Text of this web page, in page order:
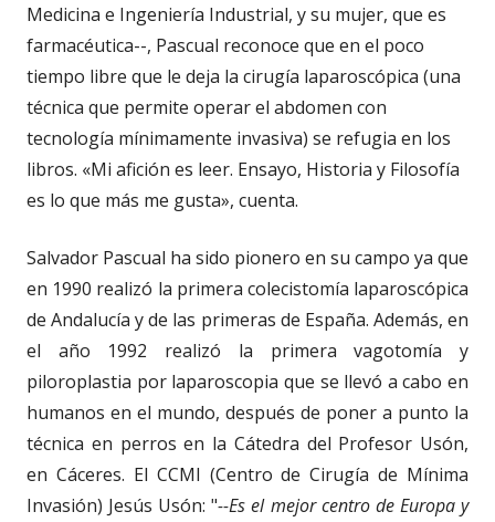
Medicina e Ingeniería Industrial, y su mujer, que es
farmacéutica--, Pascual reconoce que en el poco
tiempo libre que le deja la cirugía laparoscópica (una
técnica que permite operar el abdomen con
tecnología mínimamente invasiva) se refugia en los
libros. «Mi afición es leer. Ensayo, Historia y Filosofía
es lo que más me gusta», cuenta.
Salvador Pascual ha sido pionero en su campo ya que
en 1990 realizó la primera colecistomía laparoscópica
de Andalucía y de las primeras de España. Además, en
el año 1992 realizó la primera vagotomía y
piloroplastia por laparoscopia que se llevó a cabo en
humanos en el mundo, después de poner a punto la
técnica en perros en la Cátedra del Profesor Usón,
en Cáceres. El CCMI (Centro de Cirugía de Mínima
Invasión) Jesús Usón: "--Es el mejor centro de Europa y